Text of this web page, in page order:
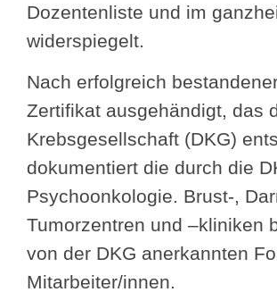
Dozentenliste und im
widerspiegelt.
Nach erfolgreich
Zertifikat ausgehändigt, das
Krebsgesellschaft (DKG)
dokumentiert die durch die
Psychoonkologie. Brust-,
Tumorzentren und –kliniken
von der DKG anerkannten
Mitarbeiter/innen.